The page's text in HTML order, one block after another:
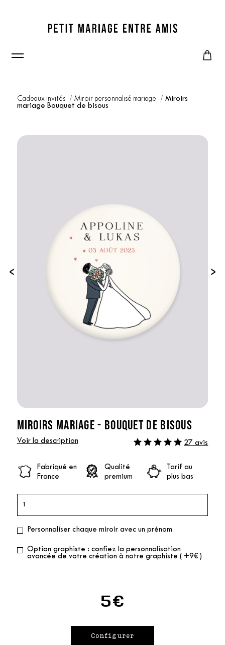
Cadeaux invités Miroir personnalisé mariage
Miroirs
mariage Bouquet de bisous
‹ ›
MIROIRS MARIAGE - BOUQUET DE BISOUS
Voir la description 27 avis
Fabriqué en
France
Qualité
premium
Tarif au
plus bas
Personnaliser chaque miroir avec un prénom
Option graphiste : confiez la personnalisation
avancée de votre création à notre graphiste ( +9€ )
5€